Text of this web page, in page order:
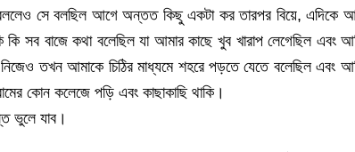
সে বলছিল আগে অন্তত কিছু একটা কর তারপর বিয়ে, এদিকে
কি সব বাজে কথা বলেছিল যা আমার কাছে খুব খারাপ লেগেছিল
তখন আমাকে চিঠির মাধ্যমে শহরে পড়তে যেতে বলেছিল
কোন কলেজে পড়ি এবং কাছাকাছি থাকি।
ভুলে যাব।